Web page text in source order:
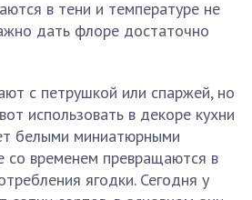
в тени и температуре не
дать флоре достаточно
с петрушкой или спаржей, но
использовать в декоре кухни
белыми миниатюрными
со временем превращаются в
ягодки. Сегодня у